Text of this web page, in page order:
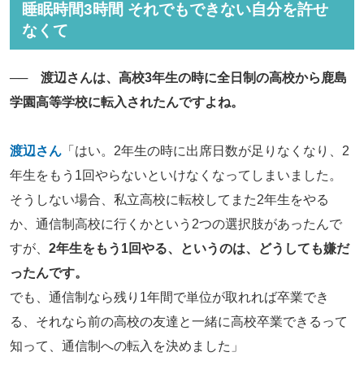
睡眠時間3時間 それでもできない自分を許せ
なくて
── 渡辺さんは、高校3年生の時に全日制の高校から鹿島
学園高等学校に転入されたんですよね。
渡辺さん 「はい。2年生の時に出席日数が足りなくなり、2
年生をもう1回やらないといけなくなってしまいました。
そうしない場合、私立高校に転校してまた2年生をやる
か、通信制高校に行くかという2つの選択肢があったんで
すが、 2年生をもう1回やる、というのは、どうしても嫌だ
ったんです。
でも、通信制なら残り1年間で単位が取れれば卒業でき
る、それなら前の高校の友達と一緒に高校卒業できるって
知って、通信制への転入を決めました」